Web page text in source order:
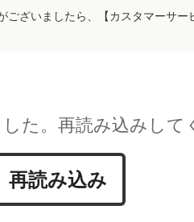
ざいましたら、【カスタマーサ
た。再読み込みして
再読み込み